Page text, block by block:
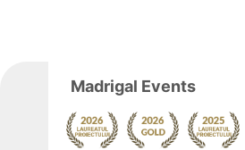
Madrigal Events